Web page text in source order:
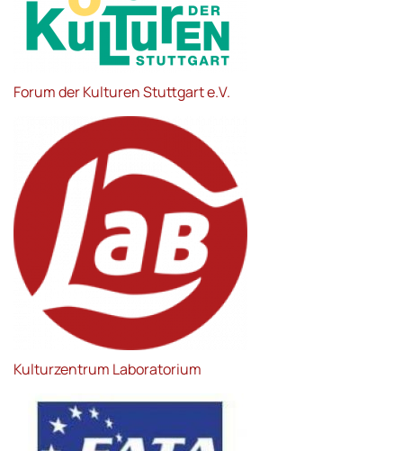
Forum der Kulturen Stuttgart e.V.
Kulturzentrum Laboratorium